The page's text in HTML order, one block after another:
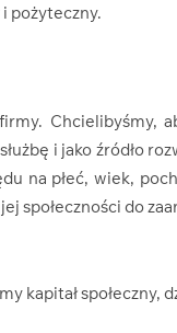
pożyteczny.
i jako źródło
na płeć, wiek,
społeczności do
kapitał społeczny,